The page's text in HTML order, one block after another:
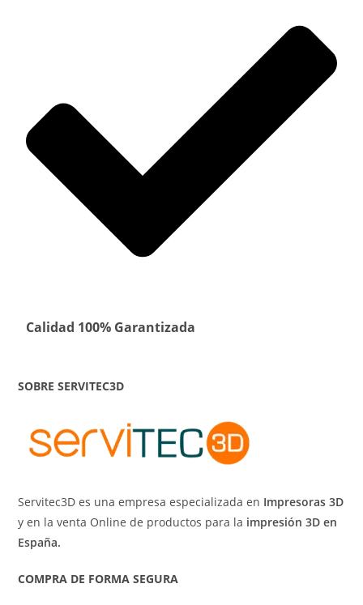
Calidad 100% Garantizada
SOBRE SERVITEC3D
Servitec3D es una empresa especializada en Impresoras 3D
y en la venta Online de productos para la impresión 3D en
España.
COMPRA DE FORMA SEGURA